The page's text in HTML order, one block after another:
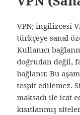
VPN; ingilizcesi
türkçeye sanal
Kullanıcı
doğrudan değil,
bağlanır. Bu
tespit edilemez.
maksadı ile icat
kısıtlanmış